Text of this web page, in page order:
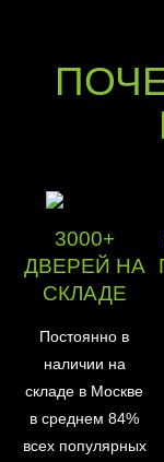
3000+
ДВЕРЕЙ НА
СКЛАДЕ
Постоянно в
наличии на
складе в Москве
в среднем 84%
всех популярных